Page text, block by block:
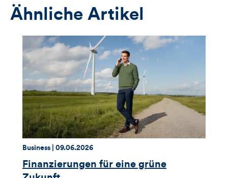
Ähnliche Artikel
Thema:
Business | Datum:
09.06.2026
Finanzierungen für eine grüne